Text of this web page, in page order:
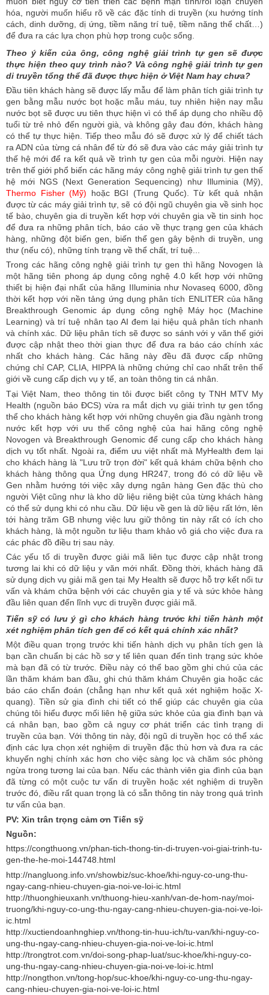
hóa , người muốn hiểu rõ về các đặc tính di truyền (xu hướng tính
cách, dinh dưỡng, dị ứng, tiềm năng trí tuệ, tiềm năng thể chất…)
để đưa ra các lựa chọn phù hợp trong cuộc sống.
Theo ý kiến của ông, công nghệ giải trình tự gen sẽ được
thực hiện theo quy trình nào? Và công nghệ giải trình tự gen
di truyền tổng thể đã được thực hiện ở Việt Nam hay chưa?
Đầu tiên khách hàng sẽ được lấy mẫu để làm phân tích giải trình tự
gen bằng mẫu nước bọt hoặc mẫu máu, tuy nhiên hiện nay mẫu
nước bọt sẽ được ưu tiên thực hiện vì có thể áp dụng cho nhiều độ
tuổi từ trẻ nhỏ đến người già, và không gây đau đớn, khách hàng
có thể tự thực hiện. Tiếp theo mẫu đó sẽ được xử lý để chiết tách
ra ADN của từng cá nhân để từ đó sẽ đưa vào các máy giải trình tự
thế hệ mới để ra kết quả về trình tự gen của mỗi người. Hiện nay
trên thế giới phổ biến các hãng máy công nghệ giải trình tự gen thế
hệ mới NGS (Next Generation Sequencing) như Illuminia (Mỹ),
Thermo Fisher (Mỹ)
hoặc BGI (Trung Quốc). Từ kết quả nhận
được từ các máy giải trình tự, sẽ có đội ngũ chuyên gia về sinh học
tế bào, chuyên gia di truyền kết hợp với chuyên gia về tin sinh học
để đưa ra những phân tích, báo cáo về thực trạng gen của khách
hàng, những đột biến gen, biến thể gen gây bệnh di truyền, ung
thư (nếu có), những tính trạng về thể chất, trí tuệ...
Trong các hãng công nghệ giải trình tự gen thì hãng Novogen là
một hãng tiên phong áp dụng công nghệ 4.0 kết hợp với những
thiết bị hiện đại nhất của hãng IIluminia như Novaseq 6000, đồng
thời kết hợp với nền tảng ứng dụng phân tích ENLITER của hãng
Breakthrough Genomic áp dụng công nghệ Máy học (Machine
Learning) và trí tuệ nhân tạo AI đem lại hiệu quả phân tích nhanh
và chính xác. Dữ liệu phân tích sẽ được so sánh với y văn thế giới
được cập nhật theo thời gian thực để đưa ra báo cáo chính xác
nhất cho khách hàng. Các hãng này đều đã được cấp những
chứng chỉ CAP, CLIA, HIPPA là những chứng chỉ cao nhất trên thế
giới về cung cấp dịch vụ y tế, an toàn thông tin cá nhân.
Tại Việt Nam, theo thông tin tôi được biết công ty TNH MTV My
Health (nguồn báo ĐCS) vừa ra mắt dịch vụ giải trình tự gen tổng
thể cho khách hàng kết hợp với những chuyên gia đầu ngành trong
nước kết hợp với ưu thế công nghệ của hai hãng công nghệ
Novogen và Breakthrough Genomic để cung cấp cho khách hàng
dịch vụ tốt nhất. Ngoài ra, điểm ưu việt nhất mà MyHealth đem lại
cho khách hàng là "Lưu trữ trọn đời" kết quả khám chữa bệnh cho
khách hàng thông qua Ứng dụng HR247, trong đó có dữ liệu về
Gen nhằm hướng tới việc xây dựng ngân hàng Gen đặc thù cho
người Việt cũng như là kho dữ liệu riêng biệt của từng khách hàng
có thể sử dụng khi có nhu cầu. Dữ liệu về gen là dữ liệu rất lớn
lên
tới hàng trăm GB nhưng việc lưu giữ thông tin này rất có ích cho
khách hàng, là một nguồn tư liệu tham khảo vô giá cho việc đưa ra
các phác đồ điều trị sau này.
Các yếu tố di truyền được giải mã liên tục được cập nhật trong
tương lai khi có dữ liệu y văn mới nhất. Đồng thời, khách hàng đã
sử dụng dịch vụ giải mã gen tại My Health sẽ được hỗ trợ kết nối tư
vấn và khám chữa bệnh với các chuyên gia y tế và sức khỏe hàng
đầu liên quan đến lĩnh vực di truyền được giải mã.
Tiến sỹ có lưu ý gì cho khách hàng trước khi tiến hành một
xét nghiệm phân tích gen để có kết quả chính xác nhất?
Một điều quan trọng trước khi tiến hành dịch vụ phân tích gen là
bạn cần chuẩn bị các hồ sơ y tế liên quan đến tình trạng sức khỏe
mà bạn đã có từ trước. Điều này có thể bao gồm ghi chú của các
lần thăm khám ban đầu, ghi chú thăm khám Chuyên gia hoặc các
báo cáo chẩn đoán (chẳng hạn như kết quả xét nghiệm hoặc X-
quang). Tiền sử gia đình chi tiết có thể giúp các chuyên gia của
chúng tôi hiểu được mối liên hệ giữa sức khỏe của gia đình bạn và
cá nhân bạn, bao gồm cả nguy cơ phát triển các tình trạng di
truyền của bạn. Với thông tin này, đội ngũ di truyền học có thể xác
định các lựa chọn xét nghiệm di truyền đặc thù hơn và đưa ra các
khuyến nghị chính xác hơn cho việc sàng lọc và chăm sóc phòng
ngừa trong tương lai của bạn. Nếu các thành viên gia đình của bạn
đã từng có một cuộc tư vấn di truyền hoặc xét nghiệm di truyền
trước đó, điều rất quan trọng là có sẵn thông tin này trong quá trình
tư vấn của bạn.
PV: Xin trân trọng cảm ơn Tiến sỹ
Nguồn:
https://congthuong.vn/phan-tich-thong-tin-di-truyen-voi-giai-trinh-tu-
gen-the-he-moi-144748.html
http://nangluong.info.vn/showbiz/suc-khoe/khi-nguy-co-ung-thu-
ngay-cang-nhieu-chuyen-gia-noi-ve-loi-ic.html
http://thuonghieuxanh.vn/thuong-hieu-xanh/van-de-hom-nay/moi-
truong/khi-nguy-co-ung-thu-ngay-cang-nhieu-chuyen-gia-noi-ve-loi-
ic.html
http://xuctiendoanhnghiep.vn/thong-tin-huu-ich/tu-van/khi-nguy-co-
ung-thu-ngay-cang-nhieu-chuyen-gia-noi-ve-loi-ic.html
http://trongtrot.com.vn/doi-song-phap-luat/suc-khoe/khi-nguy-co-
ung-thu-ngay-cang-nhieu-chuyen-gia-noi-ve-loi-ic.html
http://nongthon.vn/tong-hop/suc-khoe/khi-nguy-co-ung-thu-ngay-
cang-nhieu-chuyen-gia-noi-ve-loi-ic.html